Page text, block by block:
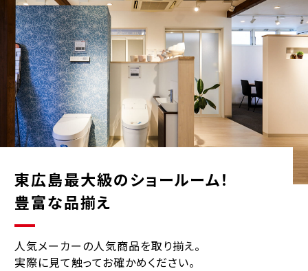
東広島最大級のショールーム！
豊富な品揃え
人気メーカーの人気商品を取り揃え。
実際に見て触ってお確かめください。